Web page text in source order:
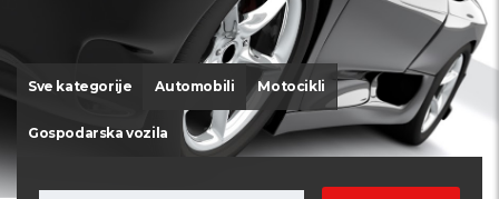
Sve kategorije Automobili Motocikli
Gospodarska vozila